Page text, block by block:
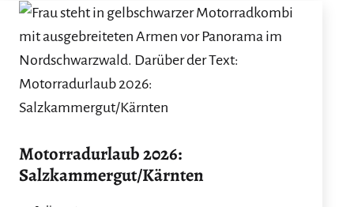
Motorradurlaub 2026:
Salzkammergut/Kärnten